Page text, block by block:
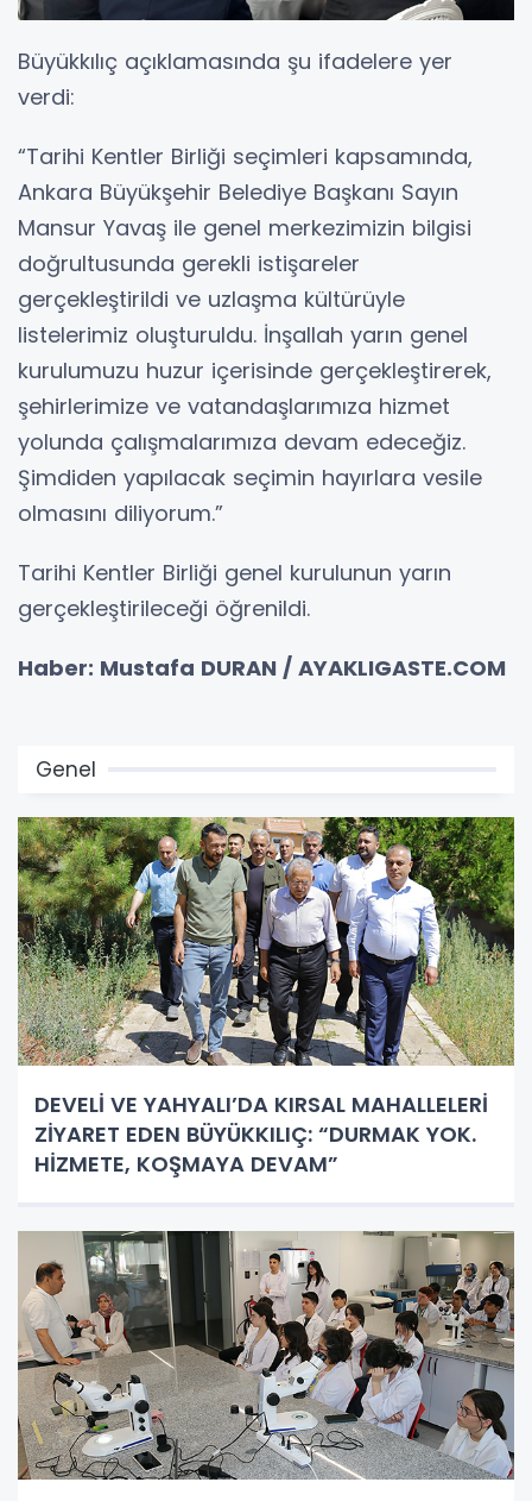
Büyükkılıç açıklamasında şu ifadelere yer
verdi:
“Tarihi Kentler Birliği seçimleri kapsamında,
Ankara Büyükşehir Belediye Başkanı Sayın
Mansur Yavaş ile genel merkezimizin bilgisi
doğrultusunda gerekli istişareler
gerçekleştirildi ve uzlaşma kültürüyle
listelerimiz oluşturuldu. İnşallah yarın genel
kurulumuzu huzur içerisinde gerçekleştirerek,
şehirlerimize ve vatandaşlarımıza hizmet
yolunda çalışmalarımıza devam edeceğiz.
Şimdiden yapılacak seçimin hayırlara vesile
olmasını diliyorum.”
Tarihi Kentler Birliği genel kurulunun yarın
gerçekleştirileceği öğrenildi.
Haber: Mustafa DURAN / AYAKLIGASTE.COM
Genel
DEVELİ VE YAHYALI’DA KIRSAL MAHALLELERİ
ZİYARET EDEN BÜYÜKKILIÇ: “DURMAK YOK.
HİZMETE, KOŞMAYA DEVAM”